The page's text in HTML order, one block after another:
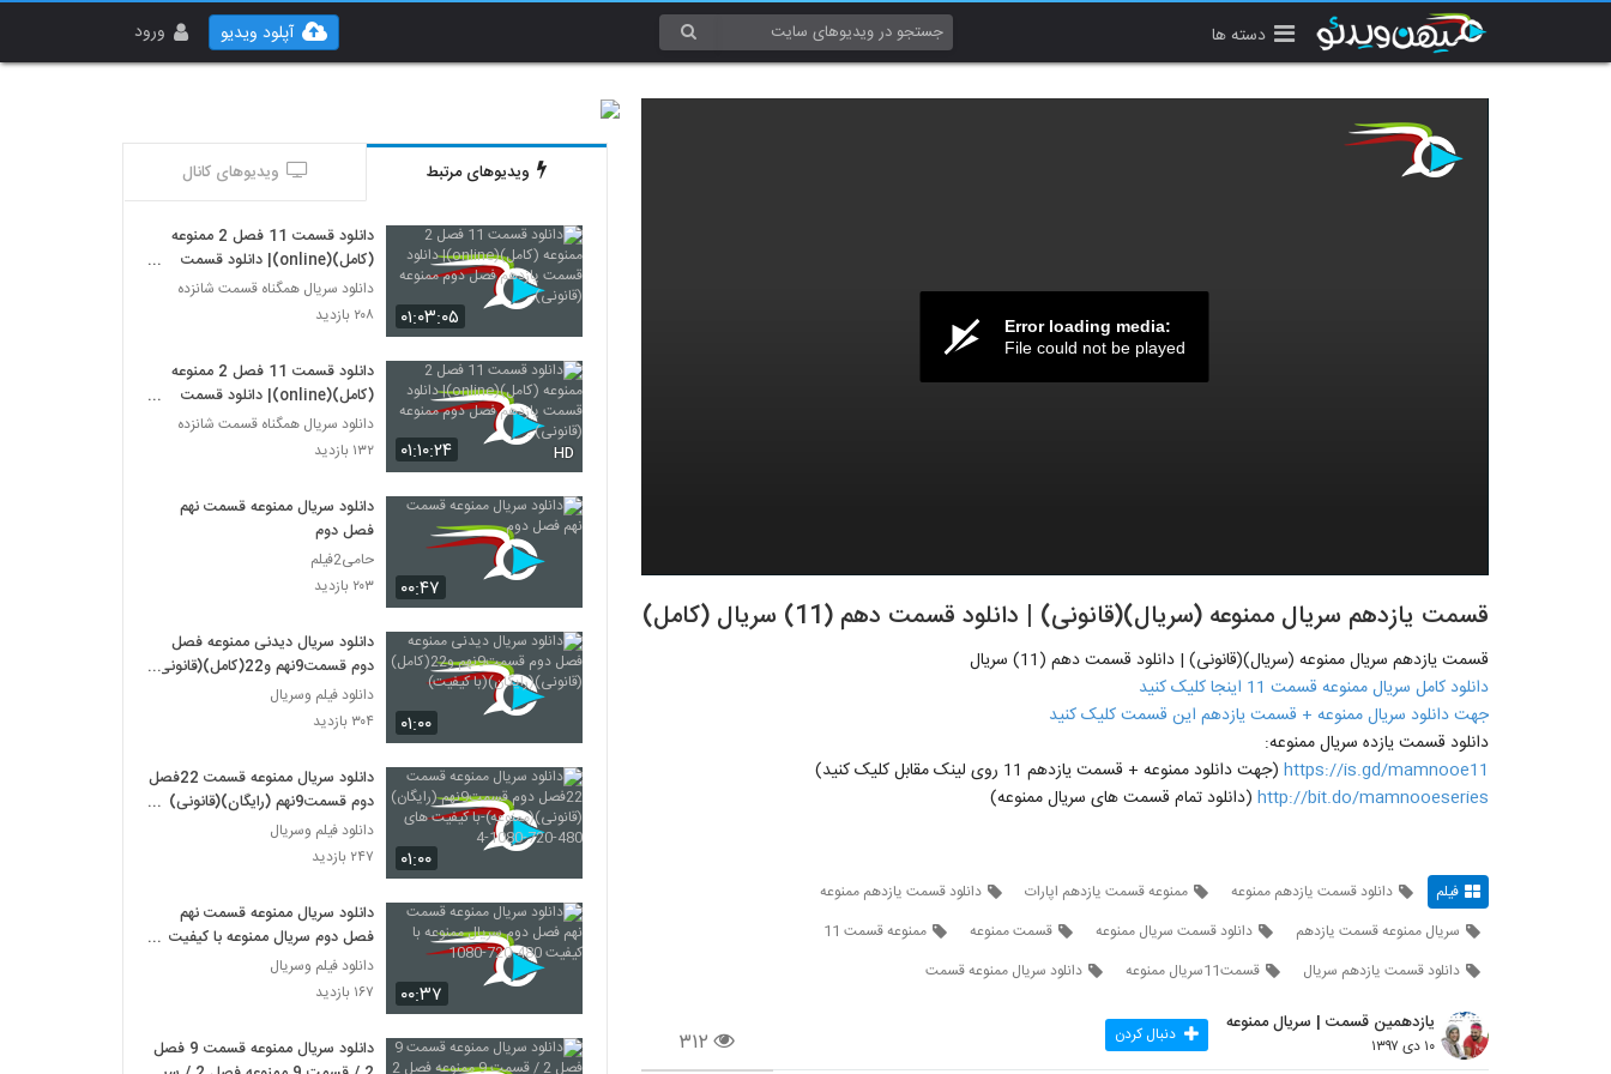
دسته ها ورود آپلود ویدیو
Error loading media:
File could not be played
قسمت یازدهم سریال ممنوعه (سریال)(قانونی) | دانلود قسمت دهم (11) سریال (کامل)
قسمت یازدهم سریال ممنوعه (سریال)(قانونی) | دانلود قسمت دهم (11) سریال
دانلود کامل سریال ممنوعه قسمت 11 اینجا کلیک کنید
جهت دانلود سریال ممنوعه + قسمت یازدهم این قسمت کلیک کنید
دانلود قسمت یازده سریال ممنوعه:
https://is.gd/mamnooe11 (جهت دانلود ممنوعه + قسمت یازدهم 11 روی لینک مقابل کلیک کنید)
http://bit.do/mamnooeseries (دانلود تمام قسمت های سریال ممنوعه)
فیلم دانلود قسمت یازدهم ممنوعه ممنوعه قسمت یازدهم اپارات
دانلود قسمت یازدهم ممنوعه
سریال ممنوعه قسمت یازدهم
دانلود قسمت سریال ممنوعه قسمت ممنوعه
ممنوعه قسمت 11
دانلود قسمت یازدهم سریال
قسمت11سریال ممنوعه دانلود سریال ممنوعه قسمت
۳۱۲
یازدهمین قسمت | سریال ممنوعه
۱۰ دی ۱۳۹۷ دنبال کردن
ویدیوهای مرتبط ویدیوهای کانال
۰۱:۰۳:۰۵
دانلود قسمت 11 فصل 2 ممنوعه
(کامل)(online)| دانلود قسمت
یازدهم فصل دوم ممنوعه (قانونی).
دانلود سریال همگناه قسمت شانزده
۲۰۸ بازدید
۰۱:۱۰:۲۴ HD
دانلود قسمت 11 فصل 2 ممنوعه
(کامل)(online)| دانلود قسمت
یازدهم فصل دوم ممنوعه (قانونی) .
دانلود سریال همگناه قسمت شانزده
۱۳۲ بازدید
۰۰:۴۷
دانلود سریال ممنوعه قسمت نهم
فصل دوم
حامی2فیلم
۲۰۳ بازدید
۰۱:۰۰
دانلود سریال دیدنی ممنوعه فصل
دوم قسمت9نهم و22(کامل)(قانونی)
(رایگان)(با کیفیت)
دانلود فیلم وسریال
۳۰۴ بازدید
۰۱:۰۰
دانلود سریال ممنوعه قسمت 22فصل
دوم قسمت9نهم (رایگان)(قانونی)
1080-4
دانلود فیلم وسریال
۲۴۷ بازدید
۰۰:۳۷
دانلود سریال ممنوعه قسمت نهم
فصل دوم سریال ممنوعه با کیفیت
480-720-1080
دانلود فیلم وسریال
۱۶۷ بازدید
دانلود سریال ممنوعه قسمت 9 فصل